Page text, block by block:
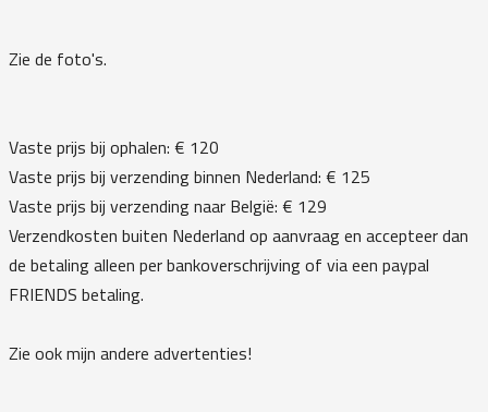
Zie de foto's.
Vaste prijs bij ophalen: € 120
Vaste prijs bij verzending binnen Nederland: € 125
Vaste prijs bij verzending naar België: € 129
Verzendkosten buiten Nederland op aanvraag en accepteer dan
de betaling alleen per bankoverschrijving of via een paypal
FRIENDS betaling.
Zie ook mijn andere advertenties!